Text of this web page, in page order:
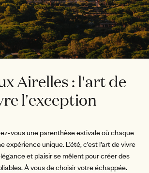
Airelles : l'art de
l'exception
vous une parenthèse estivale où chaque
expérience unique. L’été, c’est l’art de vivre
et plaisir se mêlent pour créer des
À vous de choisir votre échappée.